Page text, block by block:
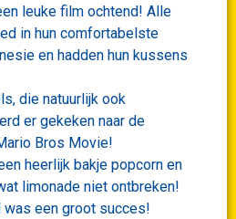
leuke film ochtend! Alle
in hun comfortabelste
en hadden hun kussens
die natuurlijk ook
er gekeken naar de
Bros Movie!
heerlijk bakje popcorn en
limonade niet ontbreken!
een groot succes!